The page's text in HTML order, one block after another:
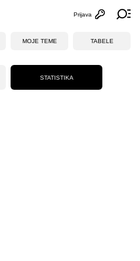
Otvori
Prijava
MOJE TEME TABELE
STATISTIKA